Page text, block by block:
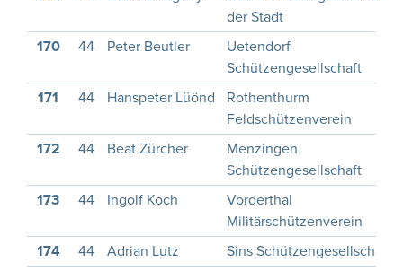
der Stadt
170
44 Peter Beutler
Uetendorf
Schützengesellschaft
171
44 Hanspeter Lüönd
Rothenthurm
Feldschützenverein
172
44 Beat Zürcher
Menzingen
Schützengesellschaft
173
44 Ingolf Koch
Vorderthal
Militärschützenverein
174
44 Adrian Lutz
Sins Schützengesellschaft